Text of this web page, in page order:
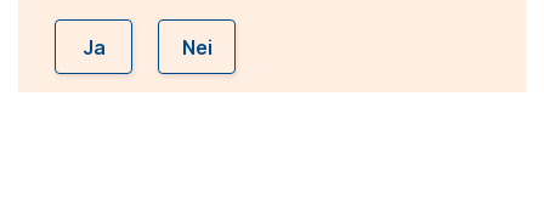
Ja Nei